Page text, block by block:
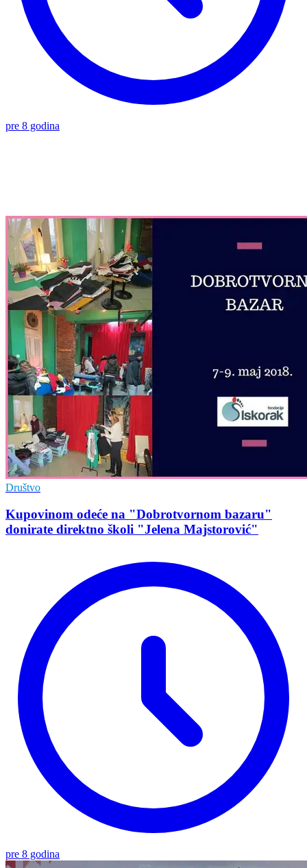
pre 8 godina
Društvo
Kupovinom odeće na "Dobrotvornom bazaru"
donirate direktno školi "Jelena Majstorović"
pre 8 godina